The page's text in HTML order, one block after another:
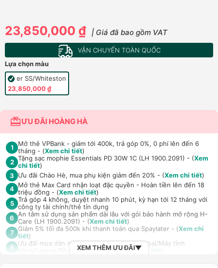
23,850,000 ₫ | Giá đã bao gồm VAT
VẬN CHUYỂN TOÀN QUỐC
Lựa chọn màu
Silver SS/Whitestone
23,850,000 ₫
ƯU ĐÃI HOÀNG HÀ
1
Mở thẻ VPBank - giảm tới 400k, trả góp 0%, 0 phí lên đến 6
tháng - (Xem chi tiết)
2 Tặng sạc mophie Essentials PD 30W 1C (LH 1900.2091) - (Xem
chi tiết)
3
Ưu đãi Chào Hè, mua phụ kiện giảm đến 20% - (Xem chi tiết)
4 Mở thẻ Max Card nhận loạt đặc quyền - Hoàn tiền lên đến 18
triệu đồng - (Xem chi tiết)
5 Trả góp 4 không, duyệt nhanh 10 phút, kỳ hạn tới 12 tháng với
công ty tài chính/thẻ tín dụng
6 An tâm sử dụng sản phẩm dài lâu với gói bảo hành mở rộng H-
Care (LH 1900.2091) - (Xem chi tiết)
7 Giảm 5% tối đa 500k khi thanh toán qua Spaylater - (Xem chi
tiết)
8
Ưu đãi mua dán màn hình kèm máy Điện thoại/Máy tính
bảng/Laptop/Đồng hồ giảm 10% - (Xem chi tiết
XEM THÊM ƯU ĐÃI